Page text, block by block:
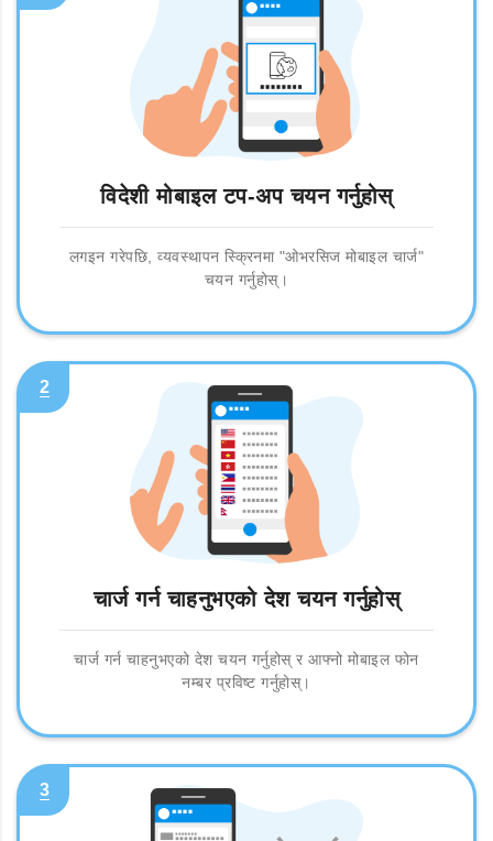
विदेशी मोबाइल टप-अप चयन गर्नुहोस्
लगइन गरेपछि, व्यवस्थापन स्क्रिनमा "ओभरसिज मोबाइल चार्ज"
चयन गर्नुहोस्।
2
चार्ज गर्न चाहनुभएको देश चयन गर्नुहोस्
चार्ज गर्न चाहनुभएको देश चयन गर्नुहोस् र आफ्नो मोबाइल फोन
नम्बर प्रविष्ट गर्नुहोस्।
3